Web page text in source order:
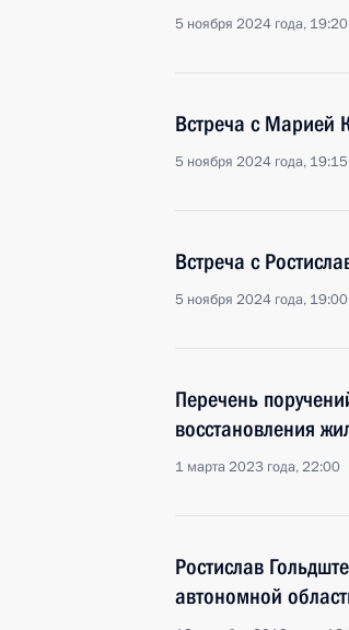
5 ноября 2024 года, 19:20
Встреча с Марией
5 ноября 2024 года, 19:15
Встреча с
5 ноября 2024 года, 19:00
Перечень
восстановления
1 марта 2023 года, 22:00
Ростислав
автономной